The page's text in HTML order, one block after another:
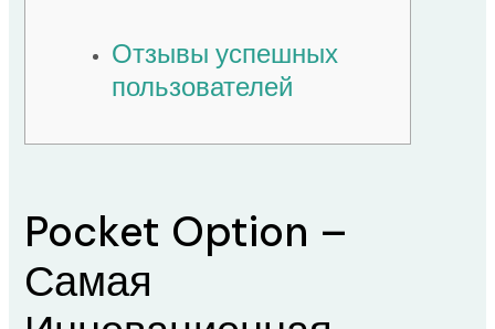
Отзывы успешных
пользователей
Pocket Option –
Самая